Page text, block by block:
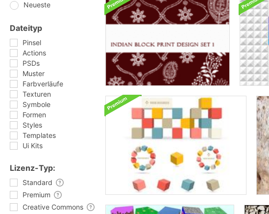
Neueste
Dateityp
Pinsel
Actions
PSDs
Muster
Farbverläufe
Texturen
Symbole
Formen
Styles
Templates
Ui Kits
Lizenz-Typ:
Standard
Premium
Creative Commons